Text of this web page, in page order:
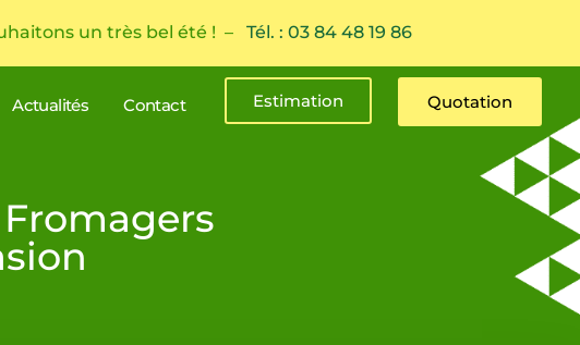
un très bel été ! – Tél. : 03 84 48 19 86
Actualités Contact Estimation Quotation